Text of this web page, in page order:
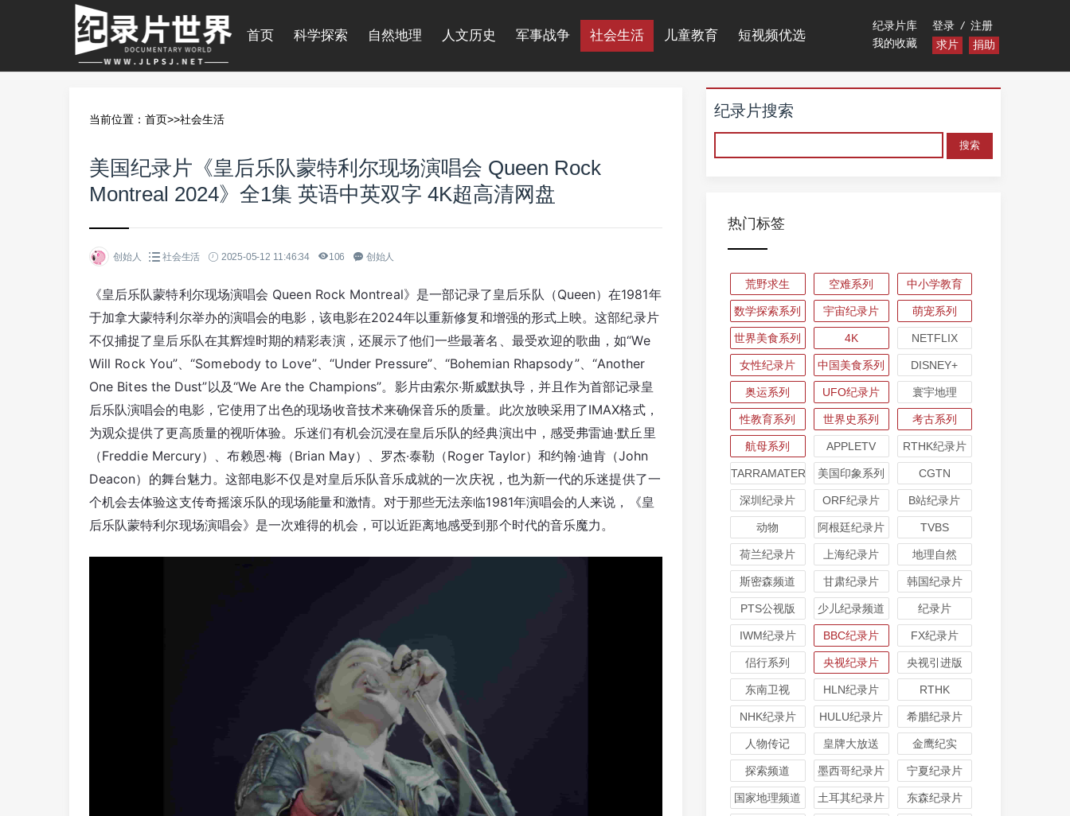
首页 科学探索 自然地理 人文历史 军事战争 社会生活 儿童教育 短视频优选
纪录片库
我的收藏
登录 / 注册
求片
捐助
当前位置： 首页>>社会生活
美国纪录片《皇后乐队蒙特利尔现场演唱会 Queen Rock
Montreal 2024》全1集 英语中英双字 4K超高清网盘
创始人 社会生活 2025-05-12 11:46:34 106 创始人
《皇后乐队蒙特利尔现场演唱会 Queen Rock Montreal》是一部记录了皇后乐队（Queen）在1981年
于加拿大蒙特利尔举办的演唱会的电影，该电影在2024年以重新修复和增强的形式上映。这部纪录片
不仅捕捉了皇后乐队在其辉煌时期的精彩表演，还展示了他们一些最著名、最受欢迎的歌曲，如“We
Will Rock You”、“Somebody to Love”、“Under Pressure”、“Bohemian Rhapsody”、“Another
One Bites the Dust”以及“We Are the Champions”。 影片由索尔·斯威默执导，并且作为首部记录皇
后乐队演唱会的电影，它使用了出色的现场收音技术来确保音乐的质量。此次放映采用了IMAX格式，
为观众提供了更高质量的视听体验。乐迷们有机会沉浸在皇后乐队的经典演出中，感受弗雷迪·默丘里
（Freddie Mercury）、布赖恩·梅（Brian May）、罗杰·泰勒（Roger Taylor）和约翰·迪肯（John
Deacon）的舞台魅力。这部电影不仅是对皇后乐队音乐成就的一次庆祝，也为新一代的乐迷提供了一
个机会去体验这支传奇摇滚乐队的现场能量和激情。对于那些无法亲临1981年演唱会的人来说，《皇
后乐队蒙特利尔现场演唱会》是一次难得的机会，可以近距离地感受到那个时代的音乐魔力。
纪录片搜索
热门标签
荒野求生 空难系列 中小学教育
数学探索系列 宇宙纪录片 萌宠系列
世界美食系列 4K NETFLIX
女性纪录片 中国美食系列 DISNEY+
奥运系列 UFO纪录片 寰宇地理
性教育系列 世界史系列 考古系列
航母系列 APPLETV RTHK纪录片
TARRAMATER 美国印象系列 CGTN
深圳纪录片 ORF纪录片 B站纪录片
动物 阿根廷纪录片 TVBS
荷兰纪录片 上海纪录片 地理自然
斯密森频道 甘肃纪录片 韩国纪录片
PTS公视版 少儿纪录频道 纪录片
IWM纪录片 BBC纪录片 FX纪录片
侣行系列 央视纪录片 央视引进版
东南卫视 HLN纪录片 RTHK
NHK纪录片 HULU纪录片 希腊纪录片
人物传记 皇牌大放送 金鹰纪实
探索频道 墨西哥纪录片 宁夏纪录片
国家地理频道 土耳其纪录片 东森纪录片